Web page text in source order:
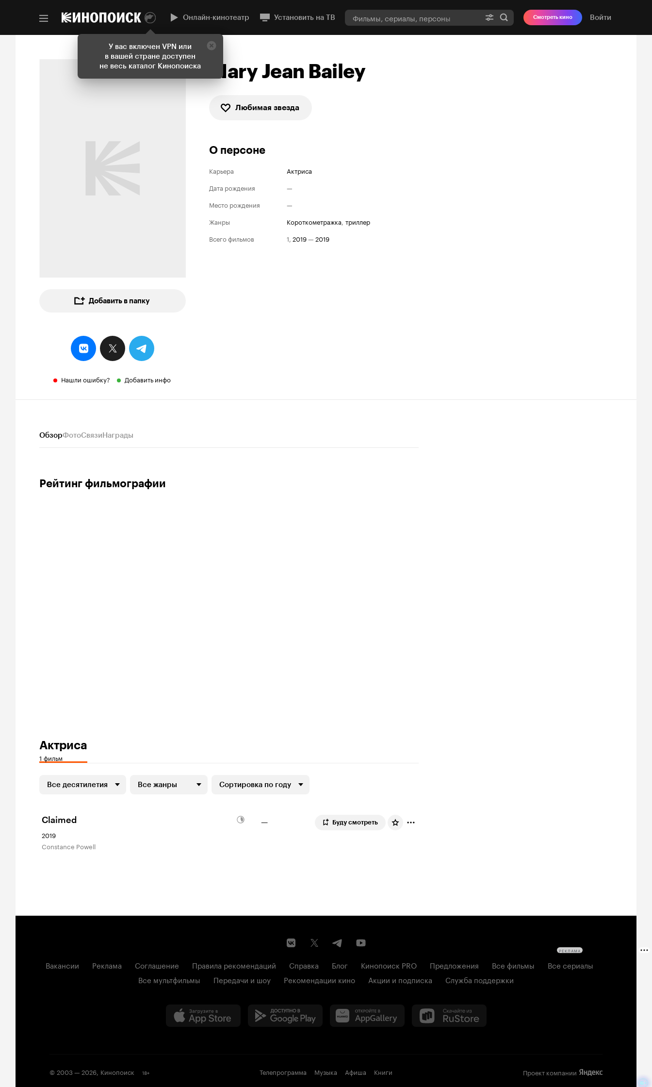
У вас включен VPN или
в вашей стране доступен
не весь каталог Кинопоиска
Онлайн-кинотеатр Установить на ТВ Смотреть кино Войти
Добавить в папку
Нашли ошибку? Добавить инфо
Mary Jean Bailey
Любимая звезда
О персоне
Карьера
Актриса
Дата рождения
—
Место рождения
—
Жанры
короткометражка, триллер
Всего фильмов
1, 2019— 2019
ОбзорФотоСвязиНаграды
Рейтинг фильмографии
Актриса
1 фильм
Все десятилетия Все жанры Сортировка по году
Claimed
2019
Constance Powell
— Буду смотреть
Вакансии Реклама Соглашение Правила рекомендаций Справка Блог Кинопоиск PRO Предложения Все фильмы
Все сериалы
Все мультфильмы
Передачи и шоу Рекомендации кино Акции и подписка Служба поддержки
© 2003 —2026, Кинопоиск 18+ Телепрограмма Музыка Афиша Книги Проект компании
РЕКЛАМА